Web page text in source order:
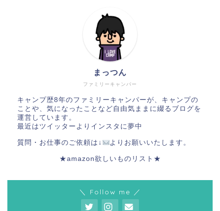
ファミリーキャンパー
まっつん
キャンプ歴8年のファミリーキャンパーが、キャンプの
ことや、気になったことなど自由気ままに綴るブログを
運営しています。
最近はツイッターよりインスタに夢中
質問・お仕事のご依頼は↓ よりお願いいたします。
★amazon欲しいものリスト★
＼ Follow me ／